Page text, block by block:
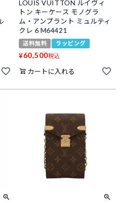
LOUIS VUITTON ルイヴィ
トン キーケース モノグラ
ム・アンプラント ミュルティ
クレ 6 M64421
送料無料 ラッピング
¥60,500税込
カートに入れる